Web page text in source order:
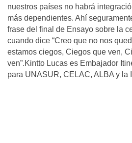
nuestros países no habrá
más dependientes. Ahí
frase del final de Ensayo sobre la
cuando dice “Creo que no nos
estamos ciegos, Ciegos que ven,
ven”.Kintto Lucas es Embajador
para UNASUR, CELAC, ALBA y la